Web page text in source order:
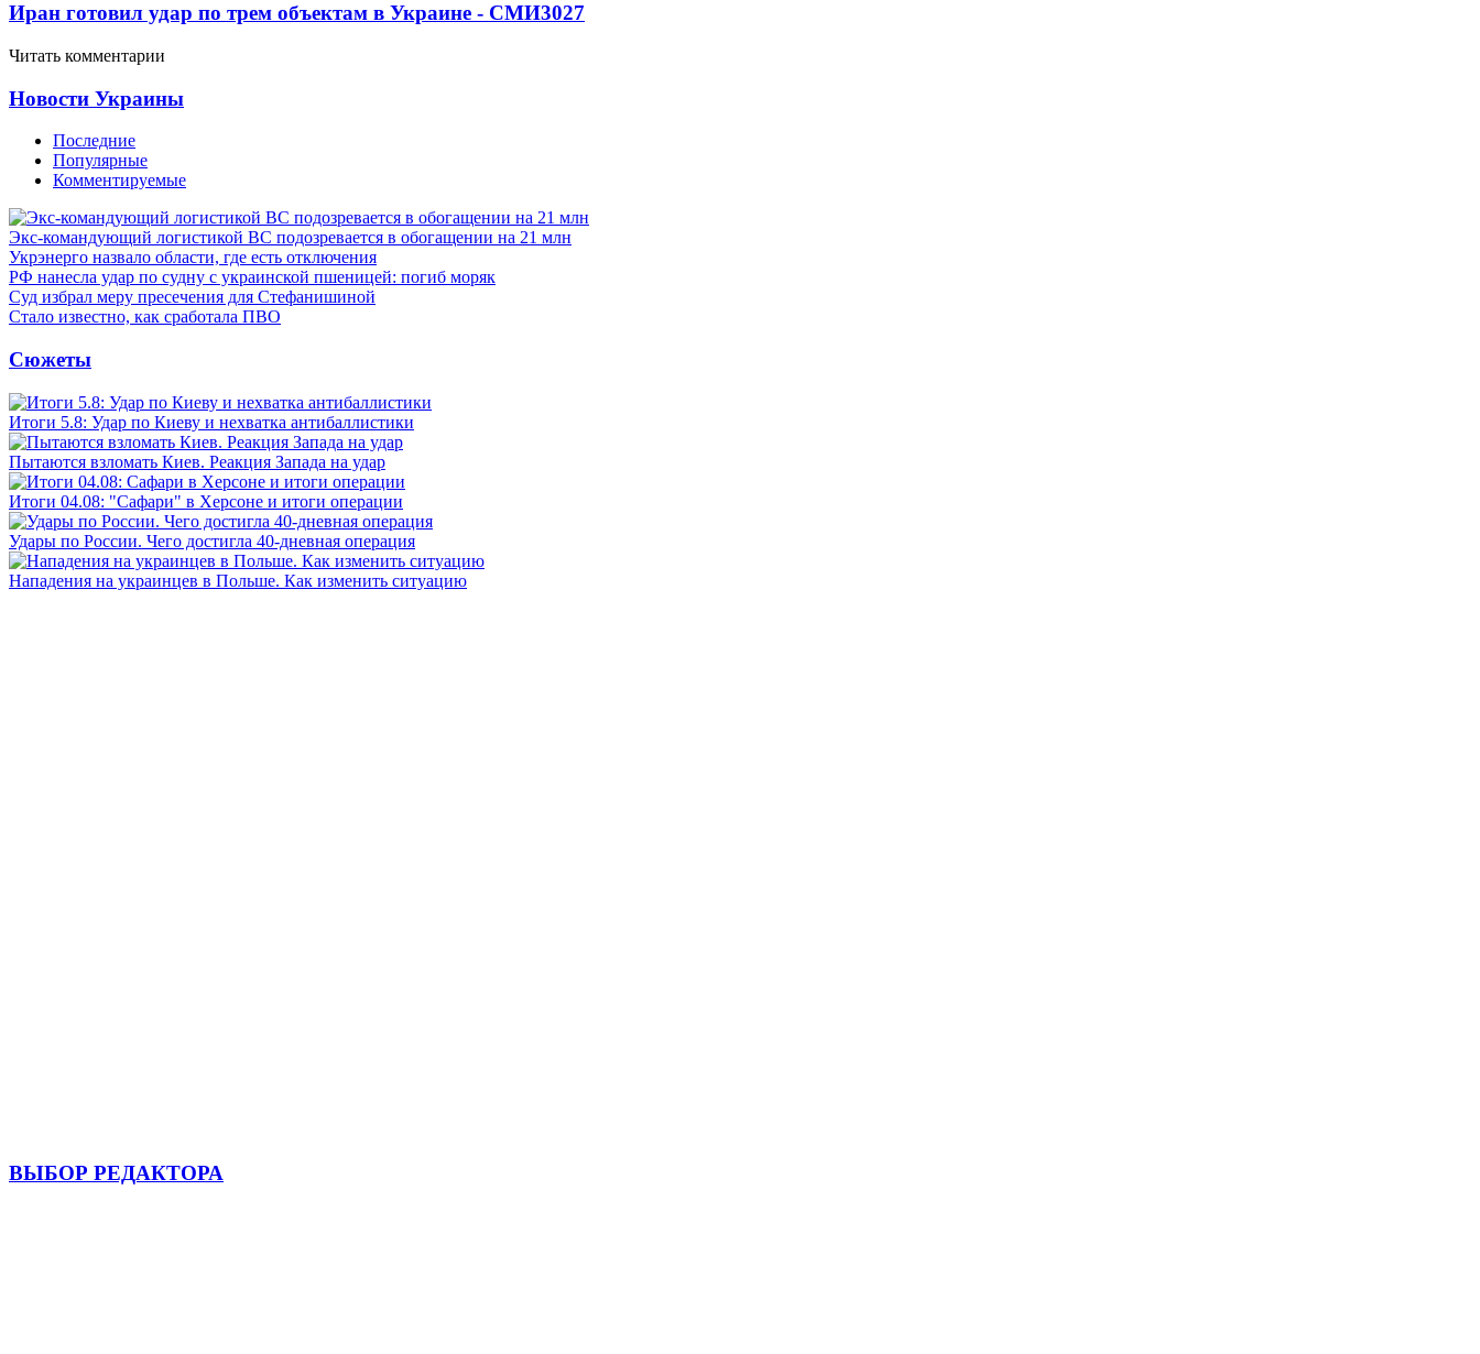
Иран готовил удар по трем объектам в Украине - СМИ3027
Читать комментарии
Новости Украины
Последние
Популярные
Комментируемые
Экс-командующий логистикой ВС подозревается в обогащении на 21 млн
Укрэнерго назвало области, где есть отключения
РФ нанесла удар по судну с украинской пшеницей: погиб моряк
Суд избрал меру пресечения для Стефанишиной
Стало известно, как сработала ПВО
Сюжеты
Итоги 5.8: Удар по Киеву и нехватка антибаллистики
Пытаются взломать Киев. Реакция Запада на удар
Итоги 04.08: "Сафари" в Херсоне и итоги операции
Удары по России. Чего достигла 40-дневная операция
Нападения на украинцев в Польше. Как изменить ситуацию
ВЫБОР РЕДАКТОРА